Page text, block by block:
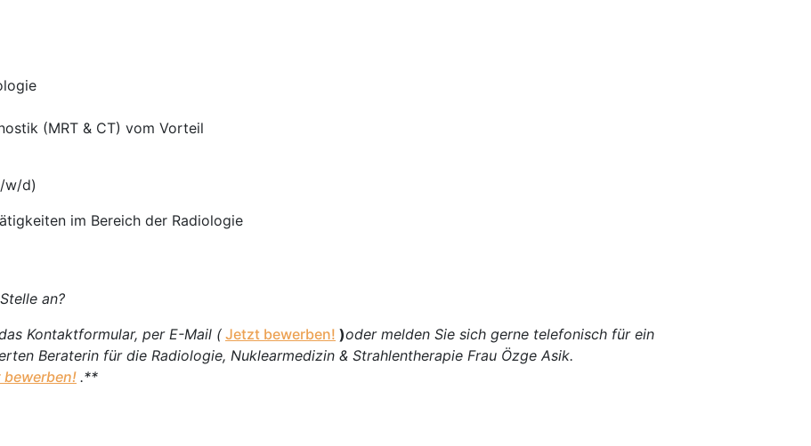
(MRT & CT) vom Vorteil
w/d)
im Bereich der Radiologie
an?
Kontaktformular, per E-Mail ( Jetzt bewerben! )oder melden Sie sich gerne telefonisch für ein
Beraterin für die Radiologie, Nuklearmedizin & Strahlentherapie Frau Özge Asik.
.**